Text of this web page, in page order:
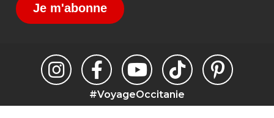
Je m'abonne
#VoyageOccitanie